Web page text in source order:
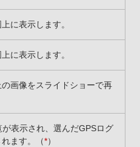
に表示します。
に表示します。
画像をスライドショーで再
表示され、選んだGPSログ
ます。（*）